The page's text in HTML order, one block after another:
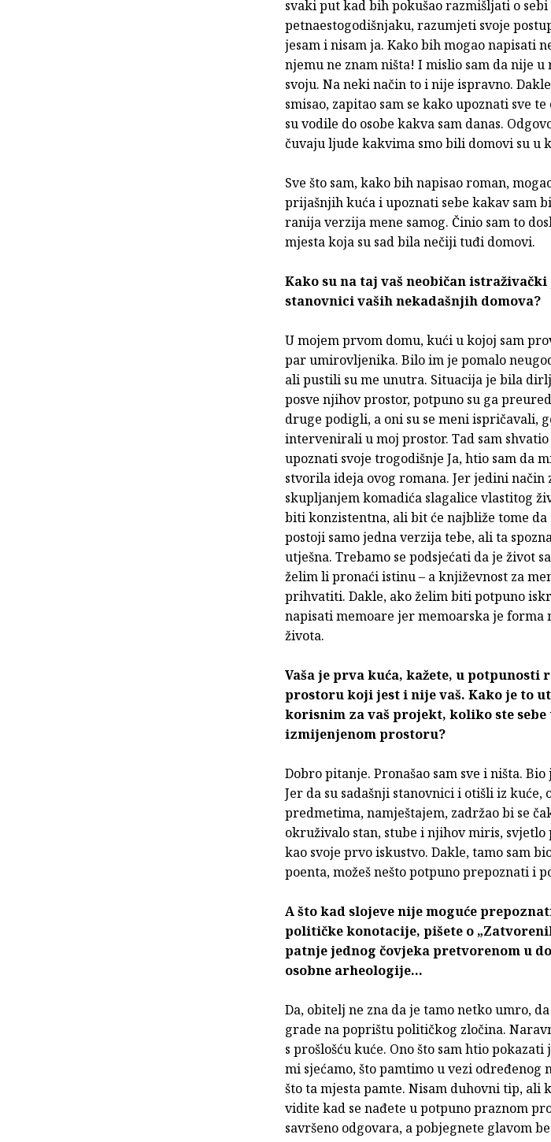
svaki put kad bih pokušao razmišljati o
petnaestogodišnjaku, razumjeti svoje
jesam i nisam ja. Kako bih mogao napisati
njemu ne znam ništa! I mislio sam da nije
svoju. Na neki način to i nije ispravno.
smisao, zapitao sam se kako upoznati sve
su vodile do osobe kakva sam danas.
čuvaju ljude kakvima smo bili domovi su u
Sve što sam, kako bih napisao roman,
prijašnjih kuća i upoznati sebe kakav sam
ranija verzija mene samog. Činio sam to
mjesta koja su sad bila nečiji tuđi domovi.
Kako su na taj vaš neobičan
stanovnici vaših nekadašnjih domova?
U mojem prvom domu, kući u kojoj sam
par umirovljenika. Bilo im je pomalo
ali pustili su me unutra. Situacija je bila
posve njihov prostor, potpuno su ga
druge podigli, a oni su se meni ispričavali,
intervenirali u moj prostor. Tad sam
upoznati svoje trogodišnje Ja, htio sam da
stvorila ideja ovog romana. Jer jedini
skupljanjem komadića slagalice vlastitog
biti konzistentna, ali bit će najbliže tome da
postoji samo jedna verzija tebe, ali ta
utješna. Trebamo se podsjećati da je život
želim li pronaći istinu – a književnost za
prihvatiti. Dakle, ako želim biti potpuno
napisati memoare jer memoarska je
života.
Vaša je prva kuća, kažete, u potpunosti
prostoru koji jest i nije vaš. Kako je to
korisnim za vaš projekt, koliko ste
izmijenjenom prostoru?
Dobro pitanje. Pronašao sam sve i ništa.
Jer da su sadašnji stanovnici i otišli iz
predmetima, namještajem, zadržao bi se
okruživalo stan, stube i njihov miris, svjetlo
kao svoje prvo iskustvo. Dakle, tamo sam
poenta, možeš nešto potpuno prepoznati i
A što kad slojeve nije moguće
političke konotacije, pišete o
patnje jednog čovjeka pretvorenom u
osobne arheologije…
Da, obitelj ne zna da je tamo netko umro,
grade na poprištu političkog zločina.
s prošlošću kuće. Ono što sam htio
mi sjećamo, što pamtimo u vezi određenog
što ta mjesta pamte. Nisam duhovni tip, ali
vidite kad se nađete u potpuno praznom
savršeno odgovara, a pobjegnete glavom